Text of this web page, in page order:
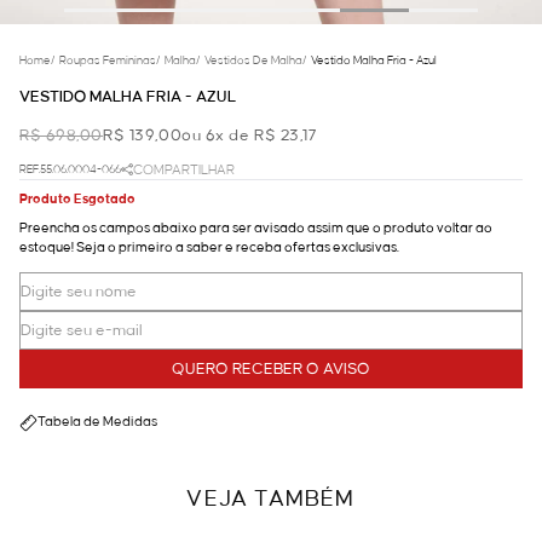
Home/ Roupas Femininas/ Malha/ Vestidos De Malha/ Vestido Malha Fria - Azul
VESTIDO MALHA FRIA - AZUL
R$ 698,00R$ 139,00ou 6x de R$ 23,17
REF.55.06.0004-066
COMPARTILHAR
Produto Esgotado
Preencha os campos abaixo para ser avisado assim que o produto voltar ao
estoque! Seja o primeiro a saber e receba ofertas exclusivas.
QUERO RECEBER O AVISO
Tabela de Medidas
VEJA TAMBÉM